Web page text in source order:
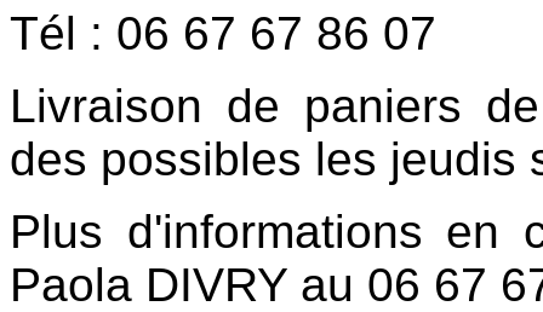
Tél : 06 67 67 86 07
Livraison de paniers
des possibles les jeudis
Plus d'informations en
Paola DIVRY au 06 67